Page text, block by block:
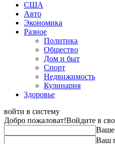
США
Авто
Экономика
Разное
Политика
Общество
Дом и быт
Спорт
Недвижимость
Кулинария
Здоровье
войти в систему
Добро пожаловат!Войдите в
Ваше
Ваш